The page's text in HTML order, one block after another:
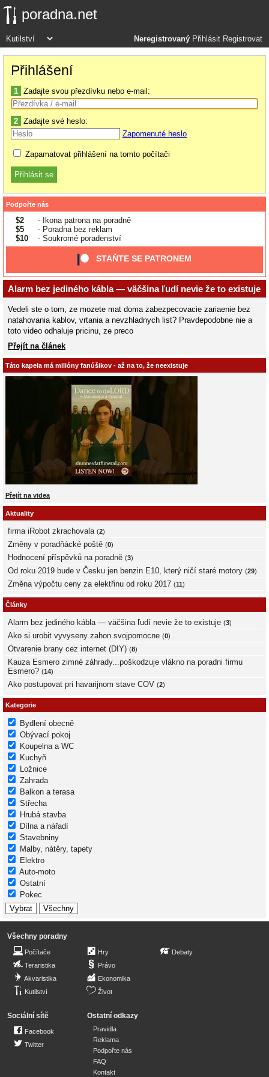
poradna.net
Neregistrovaný Přihlásit Registrovat
Přihlášení
1 Zadajte svou přezdívku nebo e-mail:
2 Zadajte své heslo:
Zapomenuté heslo
Zapamatovat přihlášení na tomto počítači
Podpořte nás
$2
- Ikona patrona na poradně
$5
- Poradna bez reklam
$10
- Soukromé poradenství
STAŇTE SE PATRONEM
Alarm bez jediného kábla — väčšina ľudí nevie že to existuje
Vedeli ste o tom, ze mozete mat doma zabezpecovacie zariaenie bez
natahovania kablov, vrtania a nevzhladnych list? Pravdepodobne nie a
toto video odhaluje pricinu, ze preco
Přejít na článek
Táto kapela má milióny fanúšikov - až na to, že neexistuje
Přejít na videa
Aktuality
firma iRobot zkrachovala (2)
Změny v poradňácké poště (0)
Hodnocení příspěvků na poradně (3)
Od roku 2019 bude v Česku jen benzin E10, který ničí staré motory (29)
Změna výpočtu ceny za elektřinu od roku 2017 (11)
Články
Alarm bez jediného kábla — väčšina ľudí nevie že to existuje (3)
Ako si urobit vyvyseny zahon svojpomocne (0)
Otvarenie brany cez internet (DIY) (8)
Kauza Esmero zimné záhrady...poškodzuje vlákno na poradni firmu
Esmero? (14)
Ako postupovat pri havarijnom stave COV (2)
Kategorie
Bydlení obecně
Obývací pokoj
Koupelna a WC
Kuchyň
Ložnice
Zahrada
Balkon a terasa
Střecha
Hrubá stavba
Dílna a nářadí
Stavebniny
Malby, nátěry, tapety
Elektro
Auto-moto
Ostatní
Pokec
Všechny poradny
Počítače
Teraristika
Akvaristika
Kutilství
Hry
Právo
Ekonomika
Život
Debaty
Sociální sítě
Facebook
Twitter
Ostatní odkazy
Pravidla
Reklama
Podpořte nás
FAQ
Kontakt